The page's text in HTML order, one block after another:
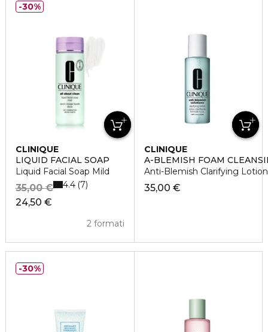
CLINIQUE
LIQUID FACIAL SOAP
Liquid Facial Soap Mild
24,50 €
35,00 €
2 formati
4.4 7
30%
CLINIQUE
A-BLEMISH FOAM
Anti-Blemish Clarifying Lotion
35,00 €
30%